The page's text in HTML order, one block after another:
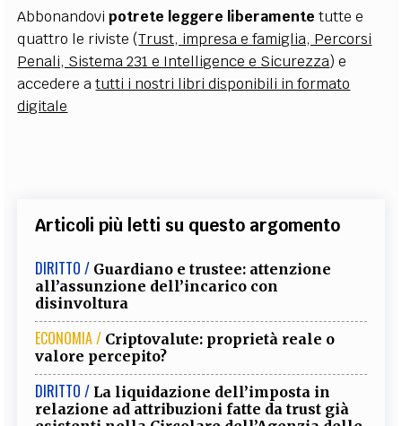
Abbonandovipotrete leggere liberamentetutte e
quattro le riviste (Trust, impresa e famiglia, Percorsi
Penali, Sistema 231 e Intelligence e Sicurezza) e
accedere atutti i nostri libri disponibili in formato
digitale
Articoli più letti su questo argomento
DIRITTO / Guardiano e trustee: attenzione
all’assunzione dell’incarico con
disinvoltura
ECONOMIA / Criptovalute: proprietà reale o
valore percepito?
DIRITTO / La liquidazione dell’imposta in
relazione ad attribuzioni fatte da trust già